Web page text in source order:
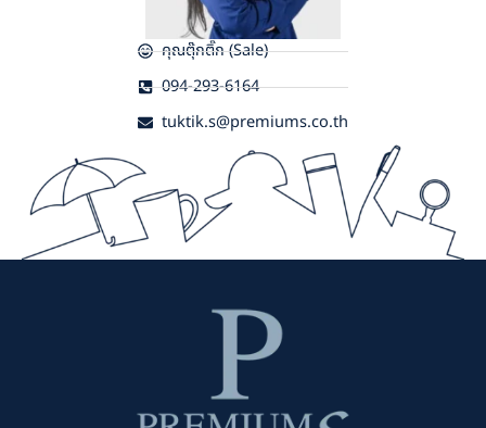
คุณตุ๊กติ๊ก (Sale)
094-293-6164
tuktik.s@premiums.co.th